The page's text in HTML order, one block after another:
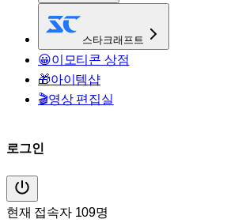
스타크래프트
😀이모티콘 상점
🎁아이템샵
🎬영상 편집실
로그인
현재 접속자 109명